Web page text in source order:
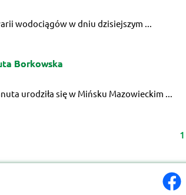
wodociągów w dniu dzisiejszym ...
Borkowska
urodziła się w Mińsku Mazowieckim ...
1